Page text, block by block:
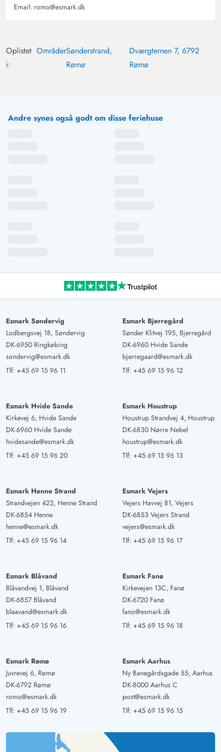
Email: romo@esmark.dk
Oplistet
i:
OmråderSønderstrand,
Rømø
Dværgternen 7, 6792
Rømø
Andre synes også godt om disse feriehuse
Esmark Søndervig
Lodbergsvej 18, Søndervig
DK-6950 Ringkøbing
sondervig@esmark.dk
Tlf: +45 69 15 96 11
Esmark Bjerregård
Sønder Klitvej 195, Bjerregård
DK-6960 Hvide Sande
bjerregaard@esmark.dk
Tlf: +45 69 15 96 12
Esmark Hvide Sande
Kirkevej 6, Hvide Sande
DK-6960 Hvide Sande
hvidesande@esmark.dk
Tlf: +45 69 15 96 20
Esmark Houstrup
Houstrup Strandvej 4, Houstrup
DK-6830 Nørre Nebel
houstrup@esmark.dk
Tlf: +45 69 15 96 13
Esmark Henne Strand
Strandvejen 422, Henne Strand
DK-6854 Henne
henne@esmark.dk
Tlf: +45 69 15 96 14
Esmark Vejers
Vejers Havvej 81, Vejers
DK-6853 Vejers Strand
vejers@esmark.dk
Tlf: +45 69 15 96 17
Esmark Blåvand
Blåvandvej 1, Blåvand
DK-6857 Blåvand
blaavand@esmark.dk
Tlf: +45 69 15 96 16
Esmark Fanø
Kirkevejen 13C, Fanø
DK-6720 Fanø
fano@esmark.dk
Tlf: +45 69 15 96 18
Esmark Rømø
Juvrevej 6, Rømø
DK-6792 Rømø
romo@esmark.dk
Tlf: +45 69 15 96 19
Esmark Aarhus
Ny Banegårdsgade 55, Aarhus
DK-8000 Aarhus C
post@esmark.dk
Tlf: +45 69 15 96 15